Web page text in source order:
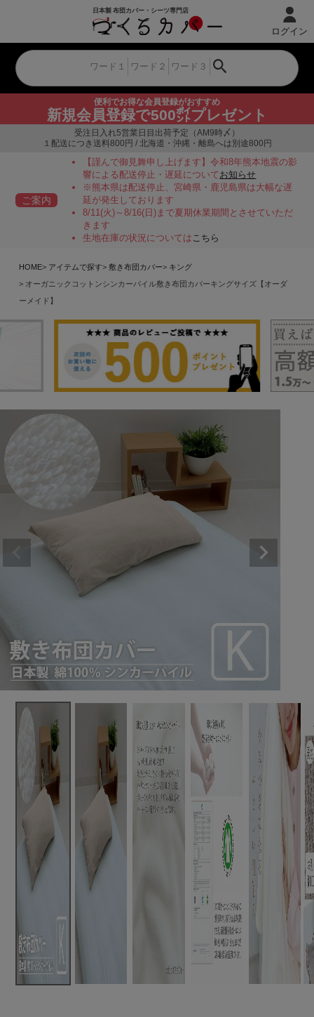
便利でお得な会員登録がおすすめ
新規会員登録で500㌽プレゼント
ログイン
受注日入れ5営業日目出荷予定（AM9時〆）
１配送につき送料800円 / 北海道・沖縄・離島へは別途800円
ご案内
【謹んで御見舞申し上げます】令和8年熊本地震の影
響による配送停止・遅延についてお知らせ
※熊本県は配送停止、宮崎県・鹿児島県は大幅な遅
延が発生しております
8/11(火)～8/16(日)まで夏期休業期間とさせていただ
きます
生地在庫の状況についてはこちら
HOME アイテムで探す 敷き布団カバー
キング
オーガニックコットンシンカーパイル敷き布団カバーキングサイズ【オーダ
ーメイド】